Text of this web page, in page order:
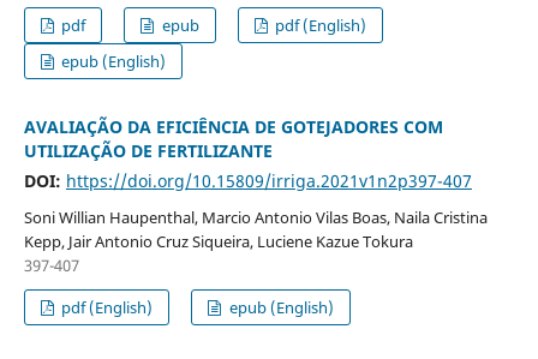
pdf
epub
pdf (English)
epub (English)
AVALIAÇÃO DA EFICIÊNCIA DE GOTEJADORES COM
UTILIZAÇÃO DE FERTILIZANTE
DOI: https://doi.org/10.15809/irriga.2021v1n2p397-407
Soni Willian Haupenthal, Marcio Antonio Vilas Boas, Naila Cristina
Kepp, Jair Antonio Cruz Siqueira, Luciene Kazue Tokura
397-407
pdf (English)
epub (English)